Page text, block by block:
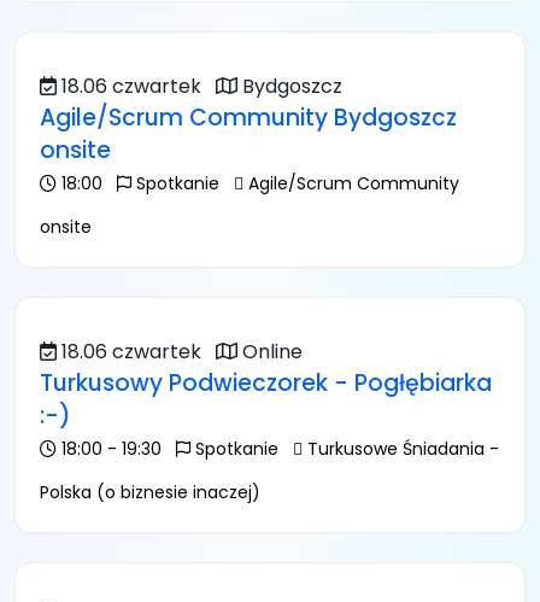
18.06 czwartek Bydgoszcz
Agile/Scrum Community Bydgoszcz
onsite
18:00 Spotkanie
Agile/Scrum Community
onsite
18.06 czwartek Online
Turkusowy Podwieczorek - Pogłębiarka
:-)
18:00 - 19:30 Spotkanie
Turkusowe Śniadania -
Polska (o biznesie inaczej)